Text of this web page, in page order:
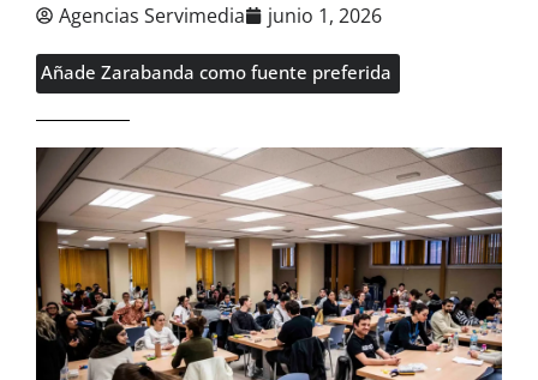
Agencias Servimedia junio 1, 2026
Añade Zarabanda como fuente preferida